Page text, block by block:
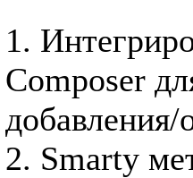
1.
Composer
добавления/
2. Smarty